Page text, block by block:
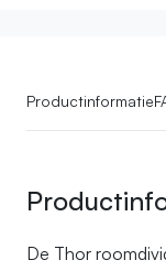
Productinformatie
De Thor